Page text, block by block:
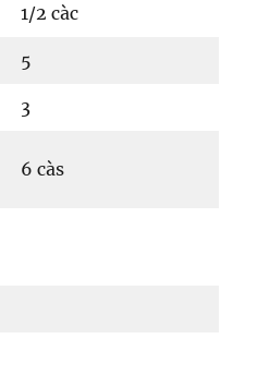
1/2 càc
5
3
6 càs